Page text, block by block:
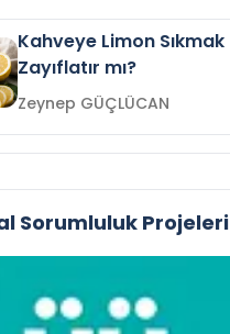
Kahveye Limon Sıkmak
Zayıflatır mı?
Zeynep GÜÇLÜCAN
Sorumluluk Projeleri